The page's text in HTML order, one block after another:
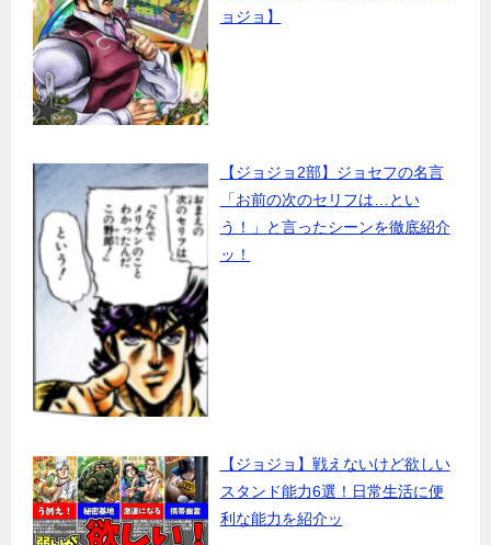
ョジョ】
【ジョジョ2部】ジョセフの名言
「お前の次のセリフは…とい
う！」と言ったシーンを徹底紹介
ッ！
【ジョジョ】戦えないけど欲しい
スタンド能力6選！日常生活に便
利な能力を紹介ッ